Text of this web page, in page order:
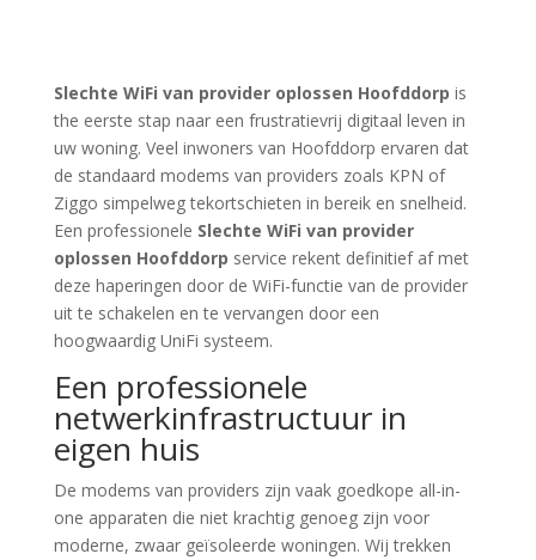
Slechte WiFi van provider oplossen Hoofddorp is
the eerste stap naar een frustratievrij digitaal leven in
uw woning. Veel inwoners van Hoofddorp ervaren dat
de standaard modems van providers zoals KPN of
Ziggo simpelweg tekortschieten in bereik en snelheid.
Een professionele Slechte WiFi van provider
oplossen Hoofddorp service rekent definitief af met
deze haperingen door de WiFi-functie van de provider
uit te schakelen en te vervangen door een
hoogwaardig UniFi systeem.
Een professionele
netwerkinfrastructuur in
eigen huis
De modems van providers zijn vaak goedkope all-in-
one apparaten die niet krachtig genoeg zijn voor
moderne, zwaar geïsoleerde woningen. Wij trekken